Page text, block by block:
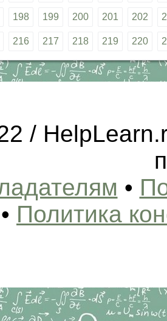
198 199 200 201 202
216 217 218 219 220
/
•
• Политика